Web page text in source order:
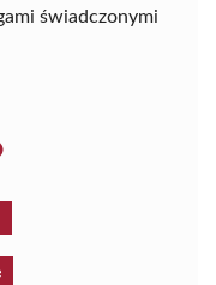
świadczonymi